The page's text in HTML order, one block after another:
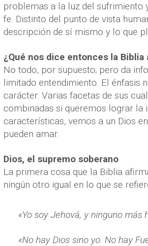
problemas a la luz del sufrimiento
fe. Distinto del punto de vista
descripción de sí mismo y lo que
¿Qué nos dice entonces la Biblia
No todo, por supuesto; pero da
limitado entendimiento. El énfasis
carácter. Varias facetas de sus
combinadas si queremos lograr la
características, vemos a un Dios
pueden amar.
Dios, el supremo soberano
La primera cosa que la Biblia
ningún otro igual en lo que se
«Yo soy Jehová, y ninguno más
«No hay Dios sino yo. No hay